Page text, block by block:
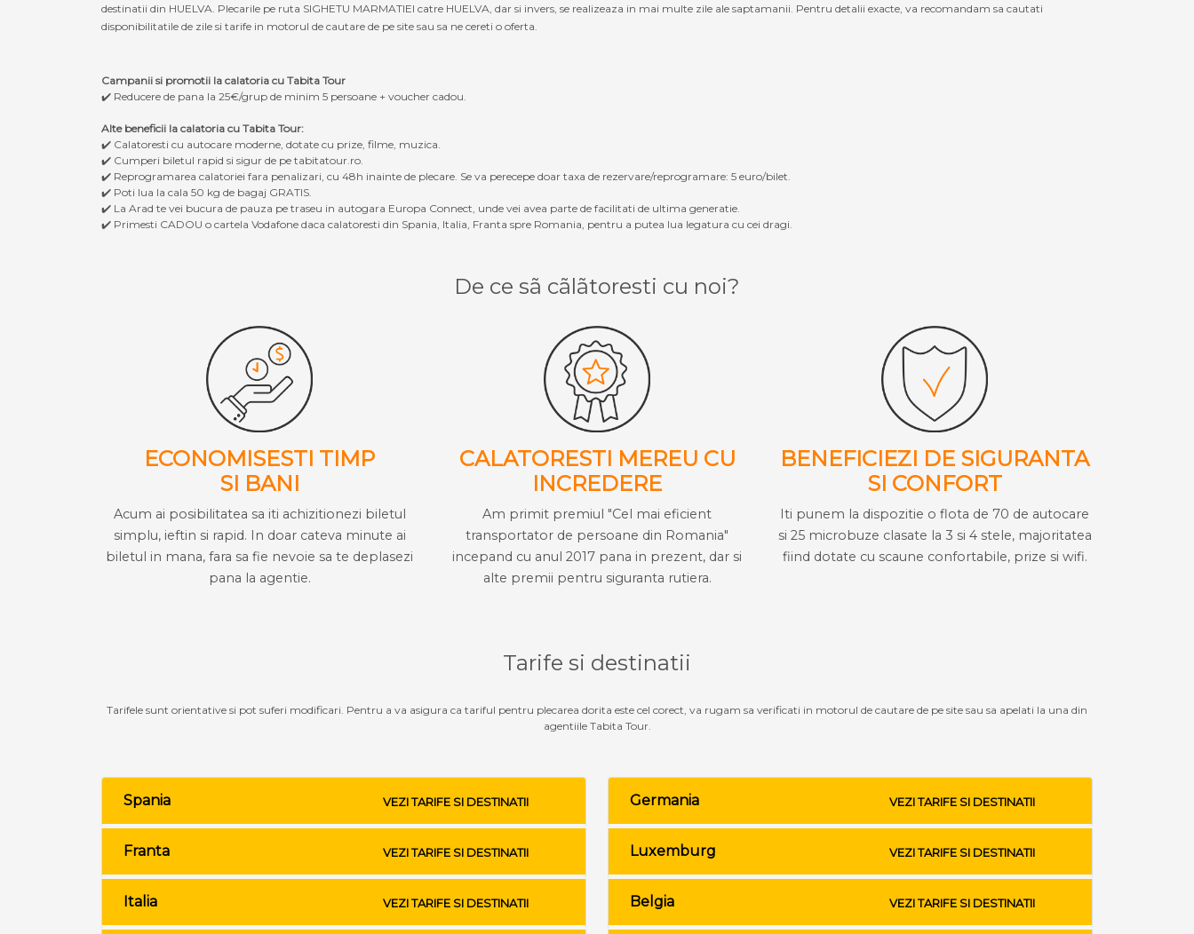
destinatii din HUELVA. Plecarile pe ruta SIGHETU MARMATIEI catre HUELVA, dar si invers, se realizeaza in mai multe zile ale saptamanii. Pentru detalii exacte, va recomandam sa cautati
disponibilitatile de zile si tarife in motorul de cautare de pe site sau sa ne cereti o oferta.
Campanii si promotii la calatoria cu Tabita Tour
✔️ Reducere de pana la 25€/grup de minim 5 persoane + voucher cadou.
Alte beneficii la calatoria cu Tabita Tour:
✔️ Calatoresti cu autocare moderne, dotate cu prize, filme, muzica.
✔️ Cumperi biletul rapid si sigur de pe tabitatour.ro.
✔️ Reprogramarea calatoriei fara penalizari, cu 48h inainte de plecare. Se va perecepe doar taxa de rezervare/reprogramare: 5 euro/bilet.
✔️ Poti lua la cala 50 kg de bagaj GRATIS.
✔️ La Arad te vei bucura de pauza pe traseu in autogara Europa Connect, unde vei avea parte de facilitati de ultima generatie.
✔️ Primesti CADOU o cartela Vodafone daca calatoresti din Spania, Italia, Franta spre Romania, pentru a putea lua legatura cu cei dragi.
De ce sã cãlãtoresti cu noi?
ECONOMISESTI TIMP
SI BANI
Acum ai posibilitatea sa iti achizitionezi biletul
simplu, ieftin si rapid. In doar cateva minute ai
biletul in mana, fara sa fie nevoie sa te deplasezi
pana la agentie.
CALATORESTI MEREU CU
INCREDERE
Am primit premiul "Cel mai eficient
transportator de persoane din Romania"
incepand cu anul 2017 pana in prezent, dar si
alte premii pentru siguranta rutiera.
BENEFICIEZI DE SIGURANTA
SI CONFORT
Iti punem la dispozitie o flota de 70 de autocare
si 25 microbuze clasate la 3 si 4 stele, majoritatea
fiind dotate cu scaune confortabile, prize si wifi.
Tarife si destinatii
Tarifele sunt orientative si pot suferi modificari. Pentru a va asigura ca tariful pentru plecarea dorita este cel corect, va rugam sa verificati in motorul de cautare de pe site sau sa apelati la una din
agentiile Tabita Tour.
Spania VEZI TARIFE SI DESTINATII
Franta VEZI TARIFE SI DESTINATII
Italia VEZI TARIFE SI DESTINATII
Germania VEZI TARIFE SI DESTINATII
Luxemburg VEZI TARIFE SI DESTINATII
Belgia VEZI TARIFE SI DESTINATII